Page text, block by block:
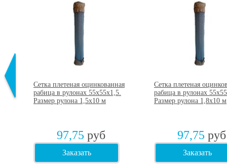
Сетка плетеная оцинкованная
рабица в рулонах 55х55х1,5.
Размер рулона 1,5х10 м
97,75 руб
Заказать
Сетка плетеная
рабица в рулонах
Размер рулона 1,8х10 м
97,75 руб
Заказать